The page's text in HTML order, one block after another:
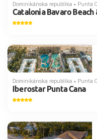
Dominikánska republika • Punta
Catalonia Bavaro
Dominikánska republika • Punta
Iberostar Punta Cana